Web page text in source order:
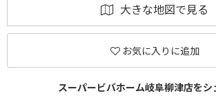
大きな地図で見る
お気に入りに追加
スーパービバホーム岐阜柳津店をシ